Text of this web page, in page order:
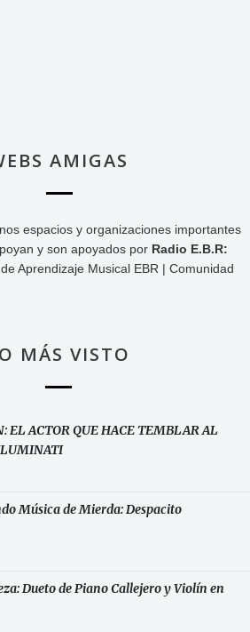
AMIGAS
espacios y organizaciones importantes
y son apoyados por Radio E.B.R:
Aprendizaje Musical EBR | Comunidad
MÁS VISTO
EL ACTOR QUE HACE TEMBLAR AL
Música de Mierda: Despacito
Dueto de Piano Callejero y Violín en